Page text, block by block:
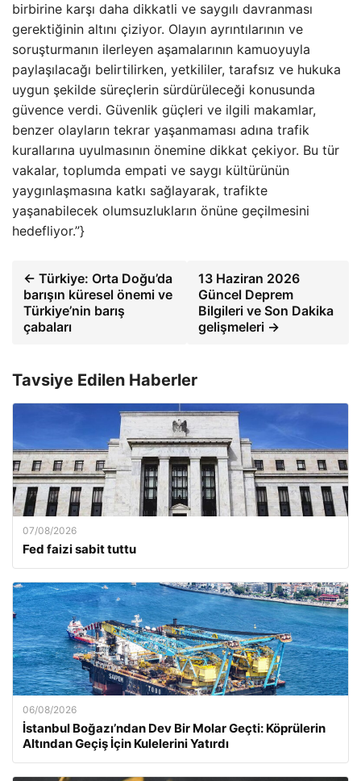
birbirine karşı daha dikkatli ve saygılı davranması
gerektiğinin altını çiziyor. Olayın ayrıntılarının ve
soruşturmanın ilerleyen aşamalarının kamuoyuyla
paylaşılacağı belirtilirken, yetkililer, tarafsız ve hukuka
uygun şekilde süreçlerin sürdürüleceği konusunda
güvence verdi. Güvenlik güçleri ve ilgili makamlar,
benzer olayların tekrar yaşanmaması adına trafik
kurallarına uyulmasının önemine dikkat çekiyor. Bu tür
vakalar, toplumda empati ve saygı kültürünün
yaygınlaşmasına katkı sağlayarak, trafikte
yaşanabilecek olumsuzlukların önüne geçilmesini
hedefliyor.”}
← Türkiye: Orta Doğu’da
barışın küresel önemi ve
Türkiye’nin barış
çabaları
13 Haziran 2026
Güncel Deprem
Bilgileri ve Son Dakika
gelişmeleri →
Tavsiye Edilen Haberler
07/08/2026
Fed faizi sabit tuttu
06/08/2026
İstanbul Boğazı’ndan Dev Bir Molar Geçti: Köprülerin
Altından Geçiş İçin Kulelerini Yatırdı